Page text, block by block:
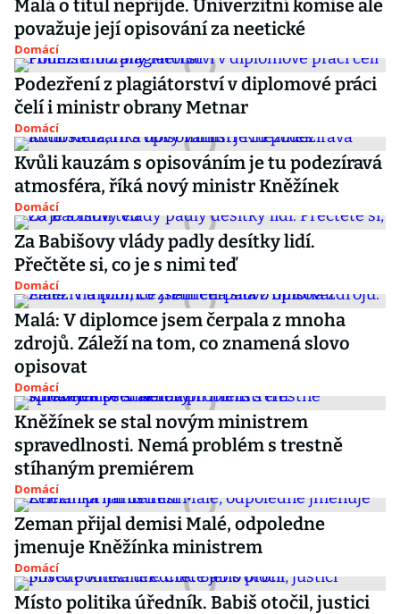
Malá o titul nepřijde. Univerzitní komise ale
považuje její opisování za neetické
Domácí
Podezření z plagiátorství v diplomové práci
čelí i ministr obrany Metnar
Domácí
Kvůli kauzám s opisováním je tu podezíravá
atmosféra, říká nový ministr Kněžínek
Domácí
Za Babišovy vlády padly desítky lidí.
Přečtěte si, co je s nimi teď
Domácí
Malá: V diplomce jsem čerpala z mnoha
zdrojů. Záleží na tom, co znamená slovo
opisovat
Domácí
Kněžínek se stal novým ministrem
spravedlnosti. Nemá problém s trestně
stíhaným premiérem
Domácí
Zeman přijal demisi Malé, odpoledne
jmenuje Kněžínka ministrem
Domácí
Místo politika úředník. Babiš otočil, justici